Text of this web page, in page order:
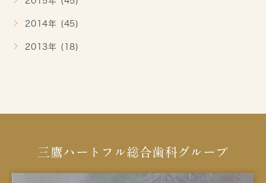
2014年 (45)
2013年 (18)
三鷹ハートフル総合歯科グループ